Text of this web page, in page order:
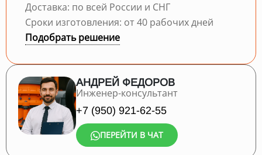
Доставка: по всей России и СНГ
Сроки изготовления: от 40 рабочих дней
Подобрать решение
АНДРЕЙ ФЕДОРОВ
Инженер-консультант
+7 (950) 921-62-55
ПЕРЕЙТИ В ЧАТ